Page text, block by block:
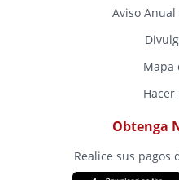
Aviso
Mapa
Hacer
Obtenga
Realice sus pagos